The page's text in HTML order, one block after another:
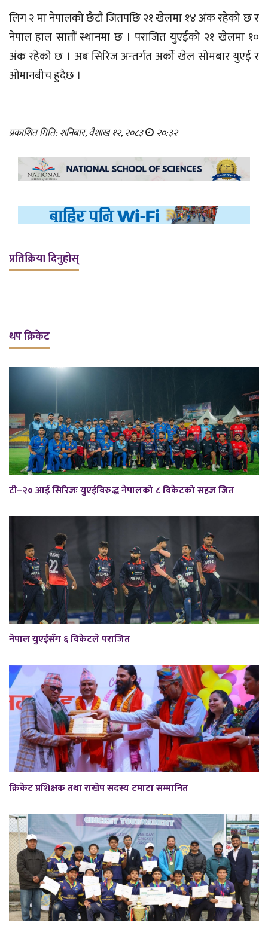
लिग २ मा नेपालको छैटौं जितपछि २१ खेलमा १४ अंक रहेको छ र
नेपाल हाल सातौं स्थानमा छ । पराजित युएईको २१ खेलमा १०
अंक रहेको छ । अब सिरिज अन्तर्गत अर्को खेल सोमबार युएई र
ओमानबीच हुदैछ ।
प्रकाशित मिति: शनिबार, वैशाख १२, २०८३ २०:३२
प्रतिक्रिया दिनुहोस्
थप क्रिकेट
टी–२० आई सिरिजः युएईविरुद्ध नेपालको ८ विकेटको सहज जित
नेपाल युएईसँग ६ विकेटले पराजित
क्रिकेट प्रशिक्षक तथा राखेप सदस्य टमाटा सम्मानित